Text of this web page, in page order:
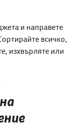
и направете
всичко,
изхвърляте или